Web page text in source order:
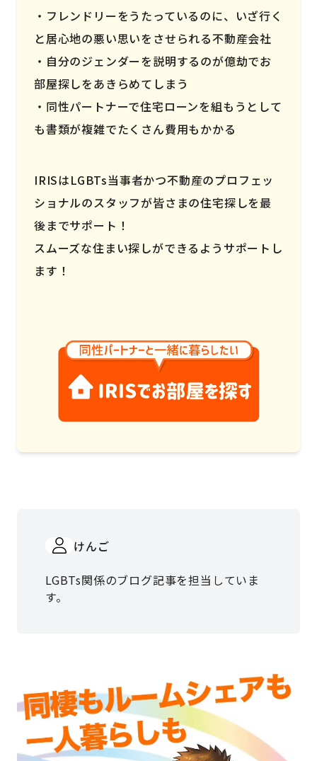
フレンドリーをうたっているのに、いざ行く
と居心地の悪い思いをさせられる不動産会社
自分のジェンダーを説明するのが億劫でお
部屋探しをあきらめてしまう
同性パートナーで住宅ローンを組もうとして
も書類が複雑でたくさん費用もかかる
IRISはLGBTs当事者かつ不動産のプロフェッ
ショナルのスタッフが皆さまの住宅探しを最
後までサポート！
スムーズな住まい探しができるようサポートし
ます！
けんご
LGBTs関係のブログ記事を担当していま
す。